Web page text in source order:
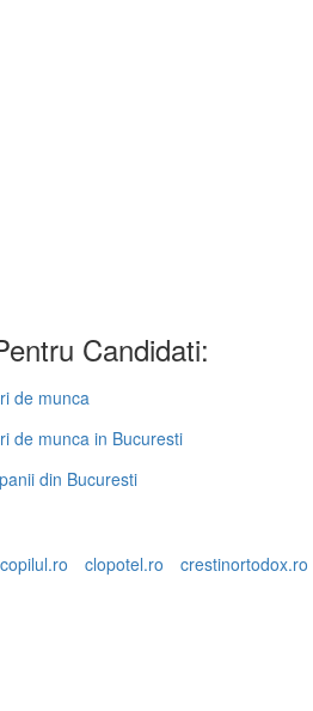
Candidati:
de munca
de munca in Bucuresti
din Bucuresti
copilul.ro clopotel.ro crestinortodox.ro